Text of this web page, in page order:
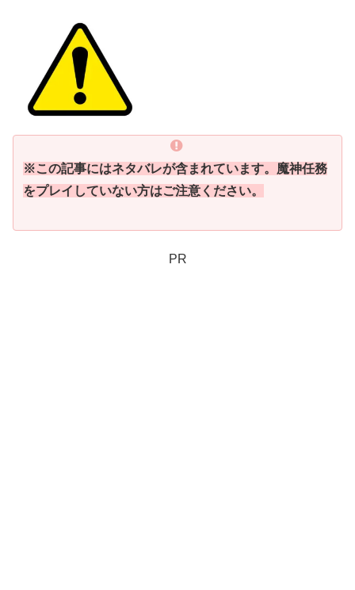
※この記事にはネタバレが含まれています。魔神任務
をプレイしていない方はご注意ください。
PR